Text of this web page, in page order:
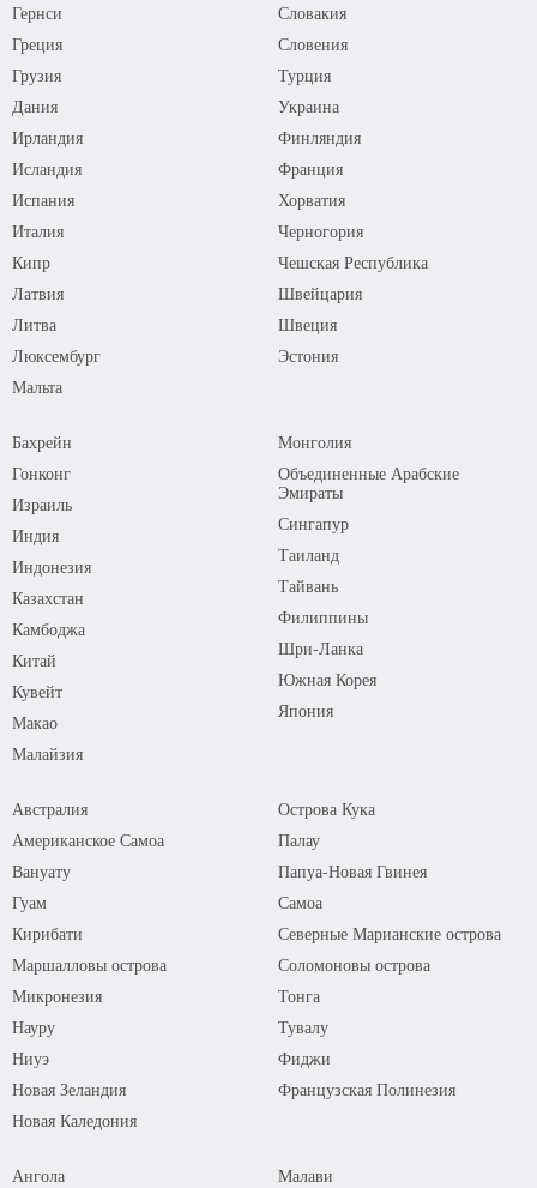
Гернси
Греция
Грузия
Дания
Ирландия
Исландия
Испания
Италия
Кипр
Латвия
Литва
Люксембург
Мальта
Словакия
Словения
Турция
Украина
Финляндия
Франция
Хорватия
Черногория
Чешская Республика
Швейцария
Швеция
Эстония
Бахрейн
Гонконг
Израиль
Индия
Индонезия
Казахстан
Камбоджа
Китай
Кувейт
Макао
Малайзия
Монголия
Объединенные Арабские
Эмираты
Сингапур
Таиланд
Тайвань
Филиппины
Шри-Ланка
Южная Корея
Япония
Австралия
Американское Самоа
Вануату
Гуам
Кирибати
Маршалловы острова
Микронезия
Науру
Ниуэ
Новая Зеландия
Новая Каледония
Острова Кука
Палау
Папуа-Новая Гвинея
Самоа
Северные Марианские острова
Соломоновы острова
Тонга
Тувалу
Фиджи
Французская Полинезия
Ангола
Малави